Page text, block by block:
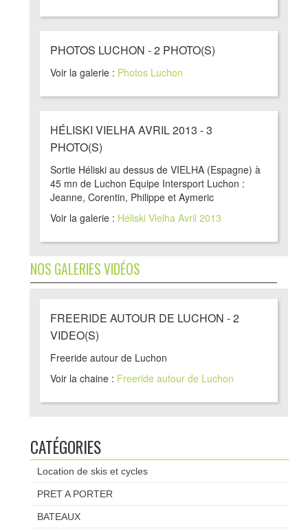
PHOTOS LUCHON - 2 PHOTO(S)
Voir la galerie : Photos Luchon
HÉLISKI VIELHA AVRIL 2013 - 3
PHOTO(S)
Sortie Héliski au dessus de VIELHA (Espagne) à
45 mn de Luchon Equipe Intersport Luchon :
Jeanne, Corentin, Philippe et Aymeric
Voir la galerie : Héliski Vielha Avril 2013
NOS GALERIES VIDÉOS
FREERIDE AUTOUR DE LUCHON - 2
VIDEO(S)
Freeride autour de Luchon
Voir la chaine : Freeride autour de Luchon
CATÉGORIES
Location de skis et cycles
PRET A PORTER
BATEAUX